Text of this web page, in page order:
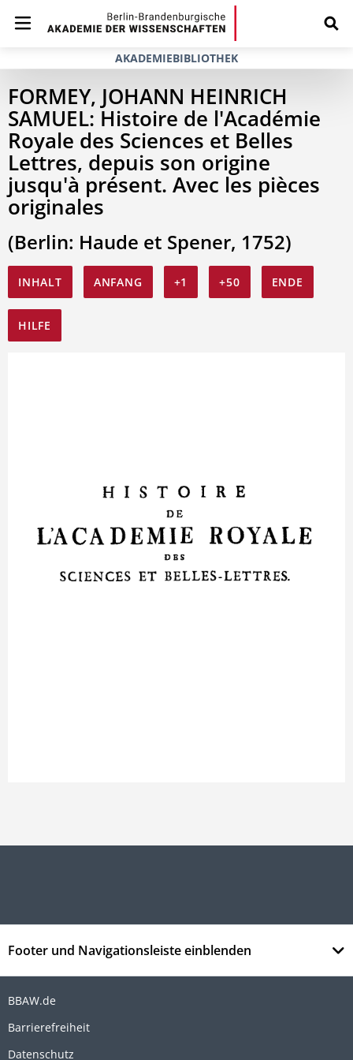
AKADEMIEBIBLIOTHEK
FORMEY, JOHANN HEINRICH
SAMUEL: Histoire de l'Académie
Royale des Sciences et Belles
Lettres, depuis son origine
jusqu'à présent. Avec les pièces
originales
(Berlin: Haude et Spener, 1752)
INHALT ANFANG +1 +50 ENDE
HILFE
Footer und Navigationsleiste einblenden
BBAW.de
Barrierefreiheit
Datenschutz